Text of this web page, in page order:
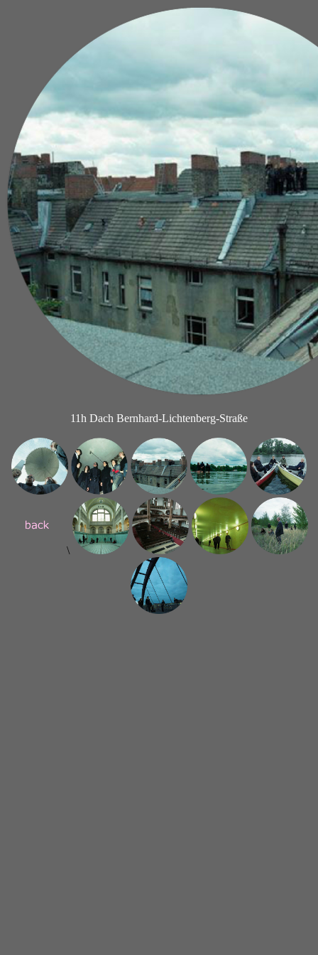
11h Dach Bernhard-Lichtenberg-Straße
\